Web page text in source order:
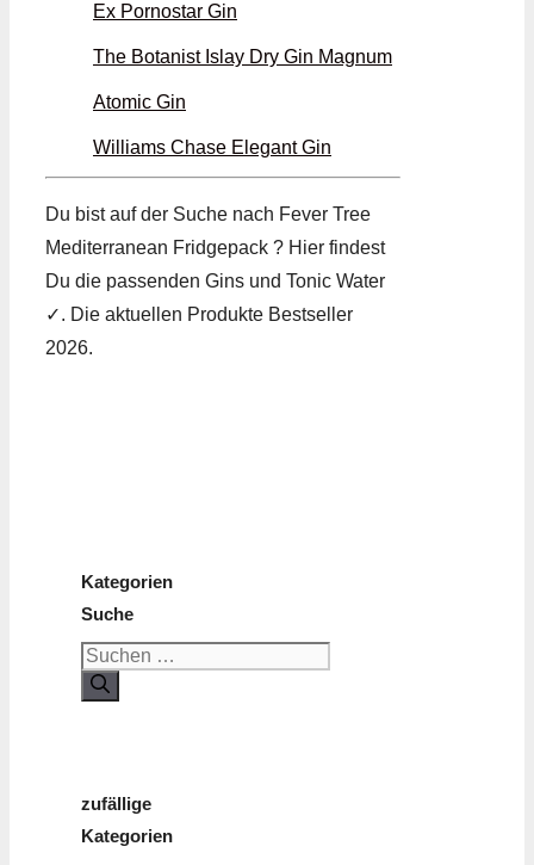
Ex Pornostar Gin
The Botanist Islay Dry Gin Magnum
Atomic Gin
Williams Chase Elegant Gin
Du bist auf der Suche nach Fever Tree
Mediterranean Fridgepack ? Hier findest
Du die passenden Gins und Tonic Water
✓. Die aktuellen Produkte Bestseller
2026.
Kategorien
Suche
Suchen
nach:
zufällige
Kategorien